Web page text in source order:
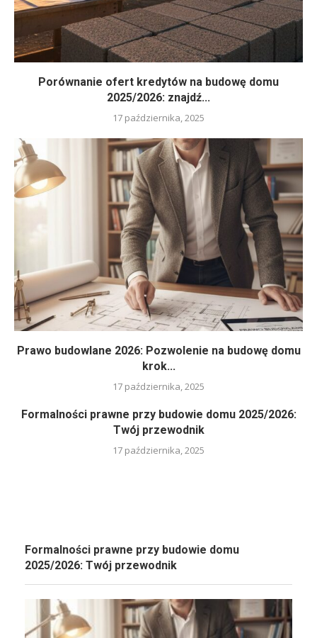
Porównanie ofert kredytów na budowę domu
2025/2026: znajdź...
17 października, 2025
Prawo budowlane 2026: Pozwolenie na budowę domu
krok...
17 października, 2025
Formalności prawne przy budowie domu 2025/2026:
Twój przewodnik
17 października, 2025
Formalności prawne przy budowie domu
2025/2026: Twój przewodnik